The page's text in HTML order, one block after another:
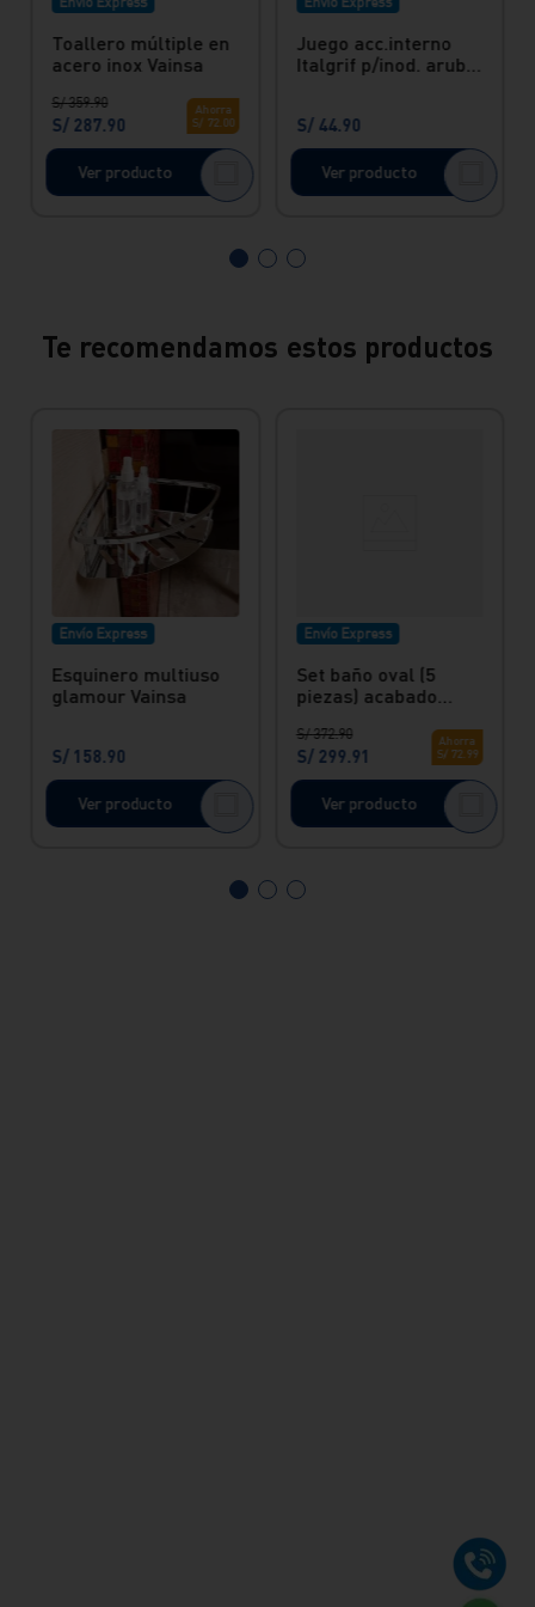
Toallero múltiple en
acero inox Vainsa
S/ 359.90
S/ 287.90
Ahorra
S/ 72. 00
Ver producto
Juego acc.interno
Italgrif p/inod. aruba
S/ 44.90
Ver producto
Te recomendamos estos productos
Envío Express
Esquinero multiuso
glamour Vainsa
S/ 158.90
Ver producto
Envío Express
Set baño oval (5
piezas) acabado
S/ 372.90
S/ 299.91
Ahorra
S/ 72 99
Ver producto